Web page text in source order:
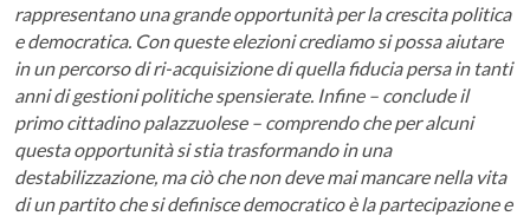
rappresentano una grande opportunità per la crescita politica
e democratica. Con queste elezioni crediamo si possa aiutare
in un percorso di ri-acquisizione di quella fiducia persa in tanti
anni di gestioni politiche spensierate. Infine – conclude il
primo cittadino palazzuolese – comprendo che per alcuni
questa opportunità si stia trasformando in una
destabilizzazione, ma ciò che non deve mai mancare nella vita
di un partito che si definisce democratico è la partecipazione e